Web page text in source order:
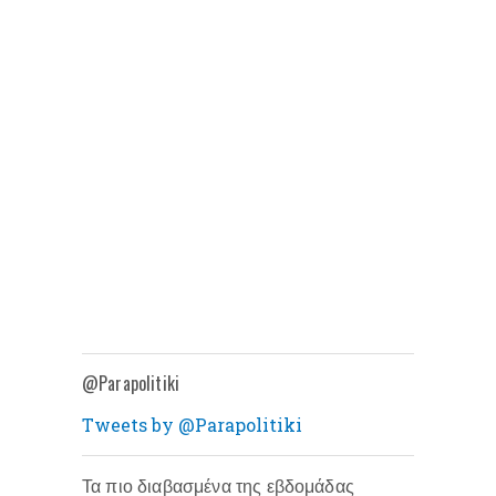
@Parapolitiki
Tweets by @Parapolitiki
Τα πιο διαβασμένα της εβδομάδας